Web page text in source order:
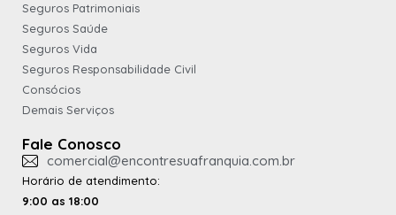
Seguros Patrimoniais
Seguros Saúde
Seguros Vida
Seguros Responsabilidade Civil
Consócios
Demais Serviços
Fale Conosco
comercial@encontresuafranquia.com.br
Horário de atendimento:
9:00 as 18:00